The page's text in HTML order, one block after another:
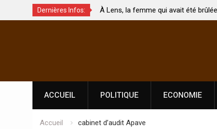
Dernières Infos:
?
À Lens, la femme qui avait été brûlée avec son bébé
par son mari est morte
ACCUEIL POLITIQUE ECONOMIE
Accueil cabinet d’audit Apave